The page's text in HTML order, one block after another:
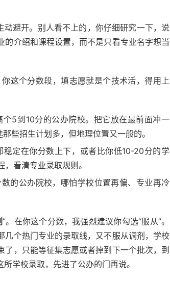
动避开。别人看不上的，你仔细研究一下，说
介绍和课程设置，而不是只看专业名字想当
这个分数段，填志愿就是个技术活，得用上
5到10分的公办院校。把它放在最前面冲一
些招生计划多，但地理位置又一般的。
定在你分数上下，或者比你低10-20分的学
看清专业录取规则。
的公办院校，哪怕学校位置再偏、专业再冷
”。在你这个分数，我强烈建议你勾选“服从”。
几个热门专业的录取线，又不服从调剂，学校
，只能等征集志愿或者掉到下一个批次，到
学校录取，先进了公办的门再说。